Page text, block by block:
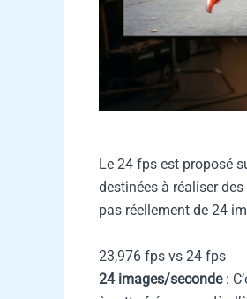
Le 24 fps est proposé
destinées à réaliser
pas réellement de 24
23,976 fps vs 24 fps
24 images/seconde: